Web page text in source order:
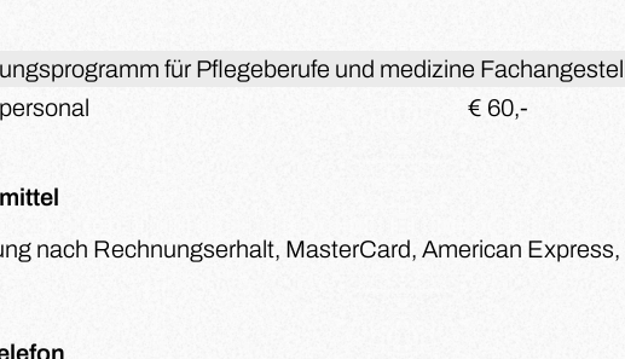
für Pflegeberufe und medizine
€ 60,-
nach Rechnungserhalt, MasterCard, American Express,